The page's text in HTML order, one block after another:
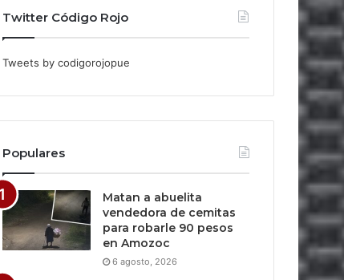
Twitter Código Rojo
Tweets by codigorojopue
Populares
Matan a abuelita
vendedora de cemitas
para robarle 90 pesos
en Amozoc
6 agosto, 2026